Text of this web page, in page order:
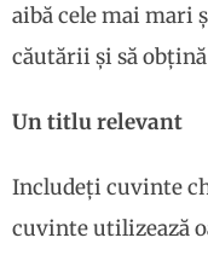
aibă cele mai mari
căutării și să
Un titlu relevant
Includeți cuvinte
cuvinte utilizează